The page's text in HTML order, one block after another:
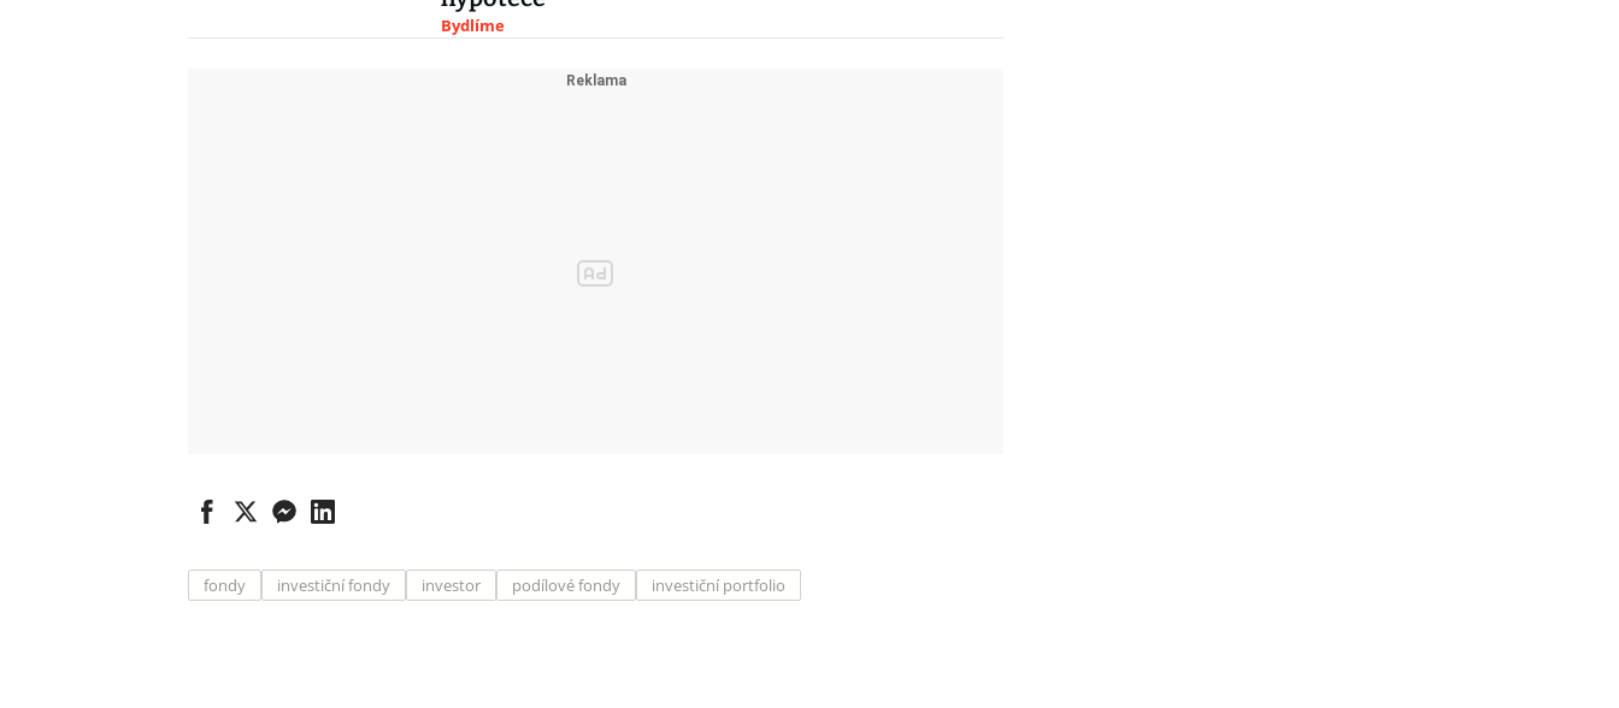
Bydlíme
fondy investiční fondy investor podílové fondy investiční portfolio